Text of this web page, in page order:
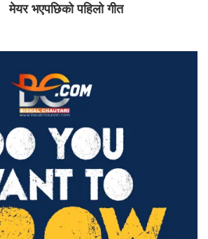
मेयर भएपछिको पहिलो गीत